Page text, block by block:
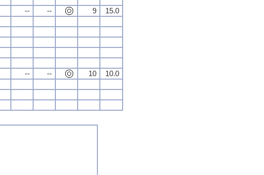
-- -- 9
15.0
-- -- 10
10.0